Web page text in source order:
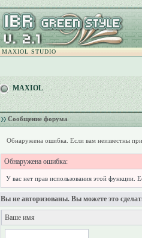
MAXIOL STUDIO
MAXIOL
Сообщение форума
Обнаружена ошибка. Если вам неизвестны
Обнаружена ошибка:
У вас нет прав использования этой функции.
Вы не авторизованы. Вы можете это
Ваше имя